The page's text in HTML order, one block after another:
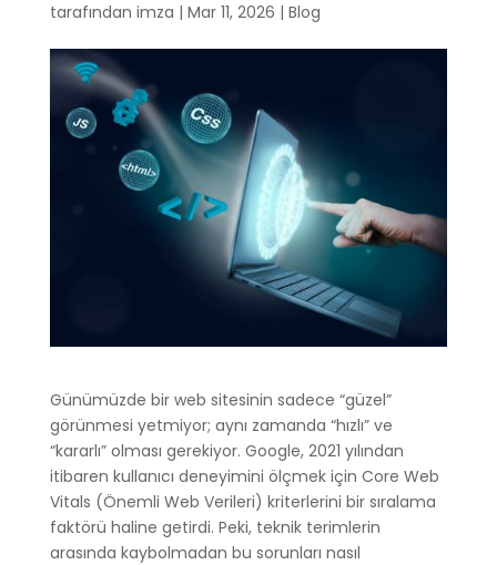
tarafından imza | Mar 11, 2026 | Blog
Günümüzde bir web sitesinin sadece “güzel”
görünmesi yetmiyor; aynı zamanda “hızlı” ve
“kararlı” olması gerekiyor. Google, 2021 yılından
itibaren kullanıcı deneyimini ölçmek için Core Web
Vitals (Önemli Web Verileri) kriterlerini bir sıralama
faktörü haline getirdi. Peki, teknik terimlerin
arasında kaybolmadan bu sorunları nasıl